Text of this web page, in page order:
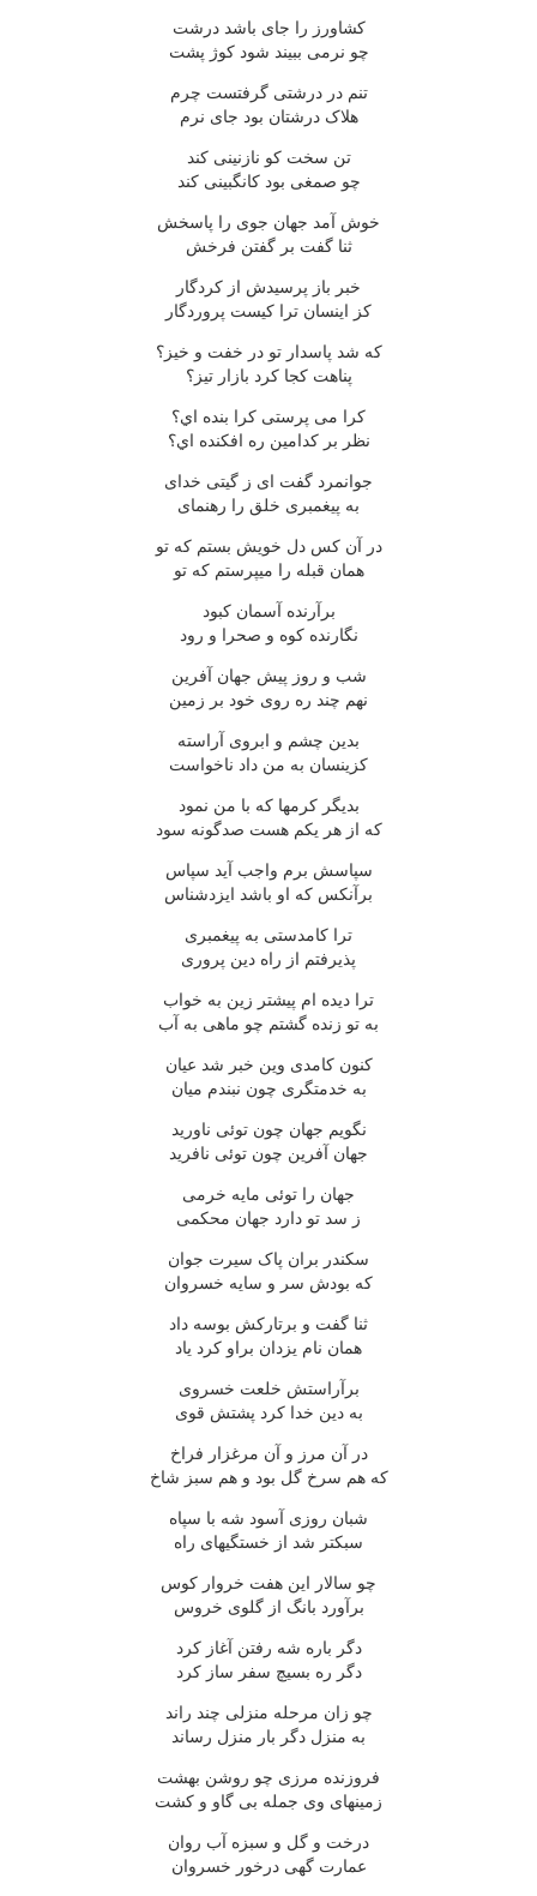
کشاورز را جاى باشد درشت
چو نرمى ببيند شود کوژ پشت
تنم در درشتى گرفتست چرم
هلاک درشتان بود جاى نرم
تن سخت کو نازنينى کند
چو صمغى بود کانگبينى کند
خوش آمد جهان جوى را پاسخش
ثنا گفت بر گفتن فرخش
خبر باز پرسيدش از کردگار
کز اينسان ترا کيست پروردگار
که شد پاسدار تو در خفت و خيز؟
پناهت کجا کرد بازار تيز؟
کرا مى پرستى کرا بنده اي؟
نظر بر کدامين ره افکنده اي؟
جوانمرد گفت اى ز گيتى خداى
به پيغمبرى خلق را رهنماى
در آن کس دل خويش بستم که تو
همان قبله را ميپرستم که تو
برآرنده آسمان کبود
نگارنده کوه و صحرا و رود
شب و روز پيش جهان آفرين
نهم چند ره روى خود بر زمين
بدين چشم و ابروى آراسته
کزينسان به من داد ناخواست
بديگر کرمها که با من نمود
که از هر يکم هست صدگونه سود
سپاسش برم واجب آيد سپاس
برآنکس که او باشد ايزدشناس
ترا کامدستى به پيغمبرى
پذيرفتم از راه دين پرورى
ترا ديده ام پيشتر زين به خواب
به تو زنده گشتم چو ماهى به آب
کنون کامدى وين خبر شد عيان
به خدمتگرى چون نبندم ميان
نگويم جهان چون توئى ناوريد
جهان آفرين چون توئى نافريد
جهان را توئى مايه خرمى
ز سد تو دارد جهان محکمى
سکندر بران پاک سيرت جوان
که بودش سر و سايه خسروان
ثنا گفت و برتارکش بوسه داد
همان نام يزدان براو کرد ياد
برآراستش خلعت خسروى
به دين خدا کرد پشتش قوى
در آن مرز و آن مرغزار فراخ
که هم سرخ گل بود و هم سبز شاخ
شبان روزى آسود شه با سپاه
سبکتر شد از خستگيهاى راه
چو سالار اين هفت خروار کوس
برآورد بانگ از گلوى خروس
دگر باره شه رفتن آغاز کرد
دگر ره بسيچ سفر ساز کرد
چو زان مرحله منزلى چند راند
به منزل دگر بار منزل رساند
فروزنده مرزى چو روشن بهشت
زمينهاى وى جمله بى گاو و کشت
درخت و گل و سبزه آب روان
عمارت گهى درخور خسروان